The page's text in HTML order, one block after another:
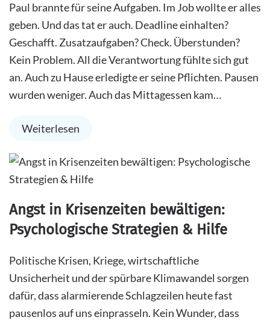
Paul brannte für seine Aufgaben. Im Job wollte er alles
geben. Und das tat er auch. Deadline einhalten?
Geschafft. Zusatzaufgaben? Check. Überstunden?
Kein Problem. All die Verantwortung fühlte sich gut
an. Auch zu Hause erledigte er seine Pflichten. Pausen
wurden weniger. Auch das Mittagessen kam…
Weiterlesen
Angst in Krisenzeiten bewältigen:
Psychologische Strategien & Hilfe
Politische Krisen, Kriege, wirtschaftliche
Unsicherheit und der spürbare Klimawandel sorgen
dafür, dass alarmierende Schlagzeilen heute fast
pausenlos auf uns einprasseln. Kein Wunder, dass